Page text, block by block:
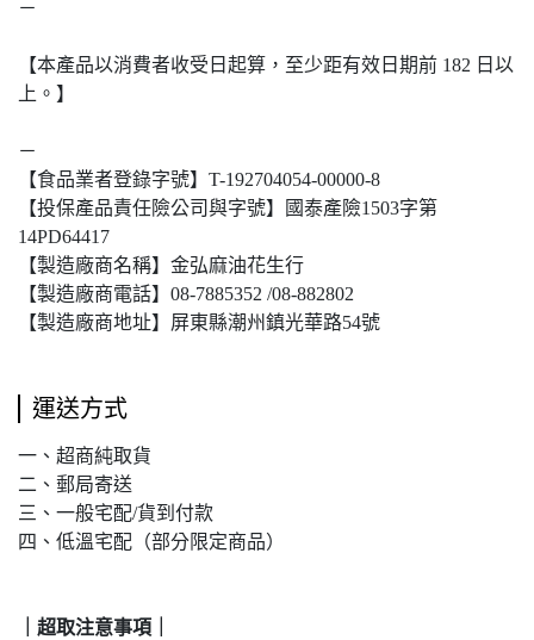
－
【本產品以消費者收受日起算，至少距有效日期前 182 日以
上。】
－
【食品業者登錄字號】T-192704054-00000-8
【投保產品責任險公司與字號】國泰產險1503字第
14PD64417
【製造廠商名稱】金弘麻油花生行
【製造廠商電話】08-7885352 /08-882802
【製造廠商地址】屏東縣潮州鎮光華路54號
運送方式
一、超商純取貨
二、郵局寄送
三、一般宅配/貨到付款
四、低溫宅配（部分限定商品）
｜超取注意事項｜